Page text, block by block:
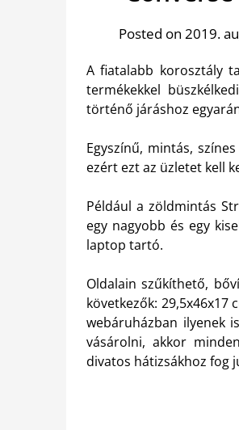
Posted on 2019.
A fiatalabb korosztály
termékekkel
történő járáshoz
Egyszínű, mintás,
ezért ezt az üzletet kell
Például a zöldmintás
egy nagyobb és egy
laptop tartó.
Oldalain szűkíthető,
következők: 29,5x46x17
webáruházban ilyenek
vásárolni, akkor
divatos hátizsákhoz fog